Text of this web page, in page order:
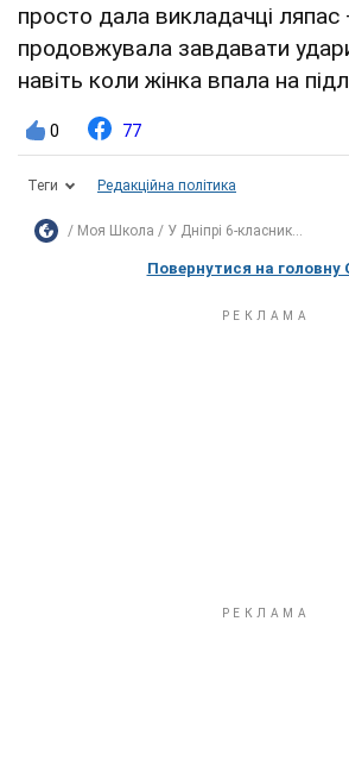
просто дала викладачці ляпас
продовжувала завдавати
навіть коли жінка впала на
0 77
Теги Редакційна політика
Моя Школа У Дніпрі 6-класник...
Повернутися на головну